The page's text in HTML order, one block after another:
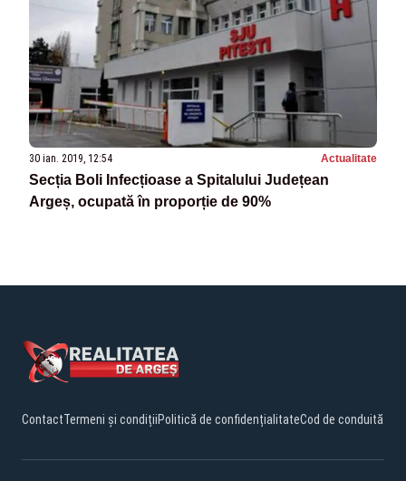
30 ian. 2019, 12:54 Actualitate
Secția Boli Infecțioase a Spitalului Județean
Argeș, ocupată în proporție de 90%
ContactTermeni și condițiiPolitică de confidențialitateCod de conduită